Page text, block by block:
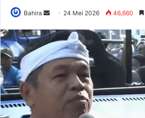
Bahira
Send
email
24 Mei 2026 46,660